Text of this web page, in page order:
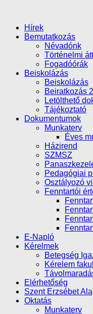
Hírek
Bemutatkozás
Névadónk
Történelmi
Fogadóórák
Beiskolázás
Beiskolázás
Beiratkozás
Letölthető
Tájékoztató
Dokumentumok
Munkaterv
Éves
Házirend
SZMSZ
Pedagógiai
Osztályozó
Fenntartói
E-Napló
Kérelmek
Betegség
Kérelem
Elérhetőség
Szent Erzsébet
Oktatás
Munkaterv